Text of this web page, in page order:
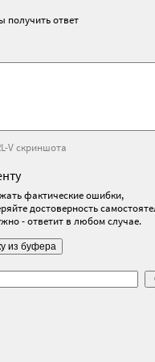
получить ответ
V скриншота
фактические ошибки,
достоверность
- ответит в любом случае.